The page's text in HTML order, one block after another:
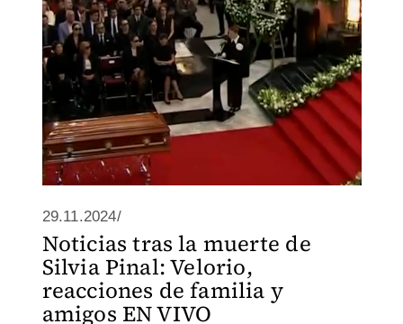
29.11.2024/
Noticias tras la muerte de
Silvia Pinal: Velorio,
reacciones de familia y
amigos EN VIVO